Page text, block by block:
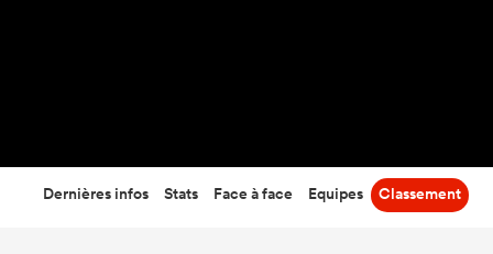
Dernières infos Stats Face à face Equipes Classement